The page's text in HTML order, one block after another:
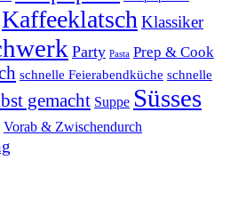
Kaffeeklatsch Klassiker
Party Pasta Prep & Cook
schnelle Feierabendküche schnelle
gemacht Suppe Süsses
Vorab & Zwischendurch